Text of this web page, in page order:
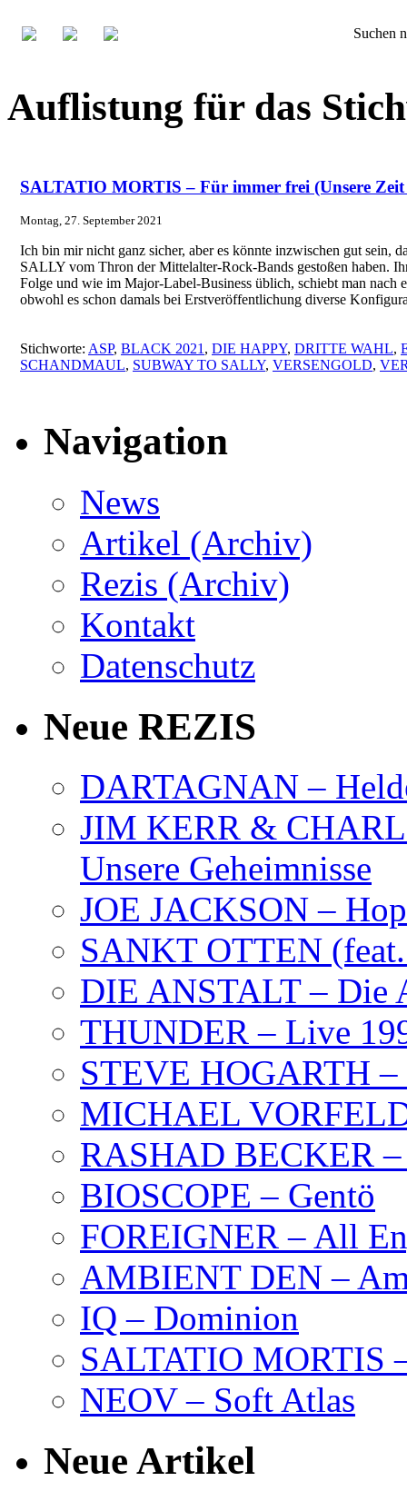
Suchen
Auflistung für das
SALTATIO MORTIS – Für immer frei (Unsere
Montag, 27. September 2021
Ich bin mir nicht ganz sicher, aber es könnte inzwischen gut
SALLY vom Thron der Mittelalter-Rock-Bands gestoßen haben.
Folge und wie im Major-Label-Business üblich, schiebt man nach
obwohl es schon damals bei Erstveröffentlichung diverse
Stichworte: ASP, BLACK 2021 , DIE HAPPY, DRITTE WAHL,
SCHANDMAUL, SUBWAY TO SALLY, VERSENGOLD,
Navigation
News
Artikel (Archiv)
Rezis (Archiv)
Kontakt
Datenschutz
Neue REZIS
DARTAGNAN –
JIM KERR &
Unsere Geheimnisse
JOE JACKSON –
SANKT OTTEN
DIE ANSTALT – Die
THUNDER – Live
STEVE HOGARTH –
MICHAEL
RASHAD BECKER
BIOSCOPE – Gentö
FOREIGNER – All
AMBIENT DEN –
IQ – Dominion
SALTATIO MORTIS
NEOV – Soft Atlas
Neue Artikel